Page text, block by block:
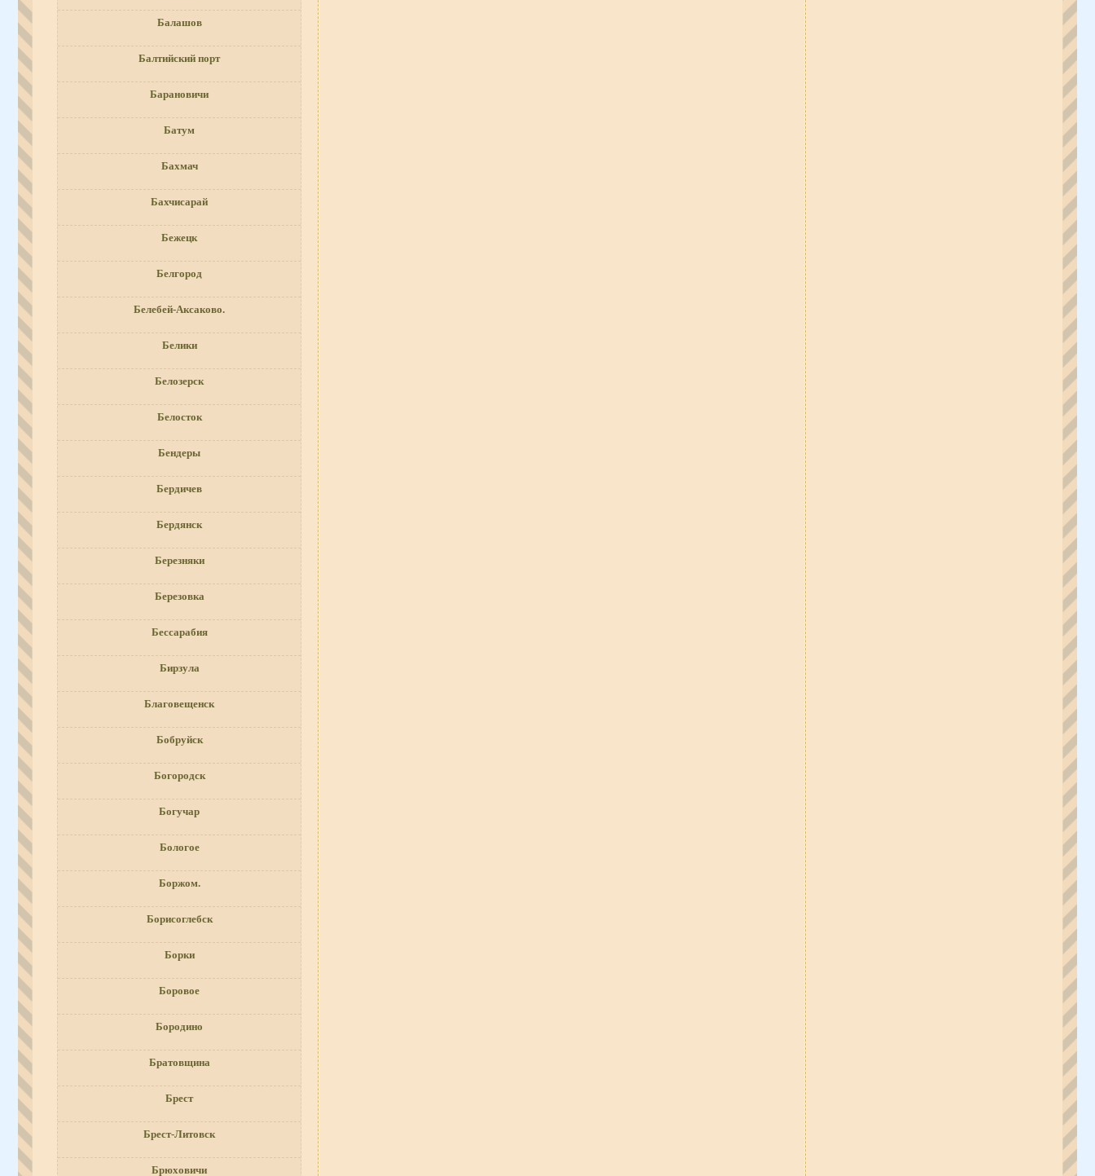
Балашов
Балтийский порт
Барановичи
Батум
Бахмач
Бахчисарай
Бежецк
Белгород
Белебей-Аксаково.
Белики
Белозерск
Белосток
Бендеры
Бердичев
Бердянск
Березняки
Березовка
Бессарабия
Бирзула
Благовещенск
Бобруйск
Богородск
Богучар
Бологое
Боржом.
Борисоглебск
Борки
Боровое
Бородино
Братовщина
Брест
Брест-Литовск
Брюховичи